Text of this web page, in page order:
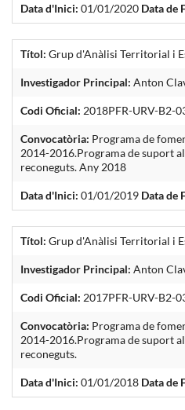
Data d'Inici: 01/01/2020 Data de
Títol: Grup d'Anàlisi Territorial i
Investigador Principal: Anton
Codi Oficial: 2018PFR-URV-B2-
Convocatòria: Programa de
2014-2016.Programa de suport
reconeguts. Any 2018
Data d'Inici: 01/01/2019 Data de
Títol: Grup d'Anàlisi Territorial i
Investigador Principal: Anton
Codi Oficial: 2017PFR-URV-B2-
Convocatòria: Programa de
2014-2016.Programa de suport
reconeguts.
Data d'Inici: 01/01/2018 Data de